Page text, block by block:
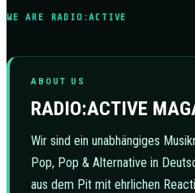
WE ARE RADIO:ACTIVE
ABOUT US
RADIO:ACTIVE
Wir sind ein unabhängiges
Pop, Pop & Alternative in
aus dem Pit mit ehrlichen